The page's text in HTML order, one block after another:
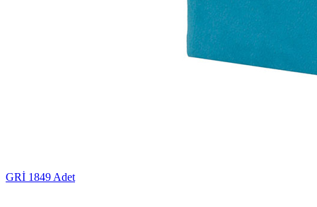
GRİ 1849 Adet